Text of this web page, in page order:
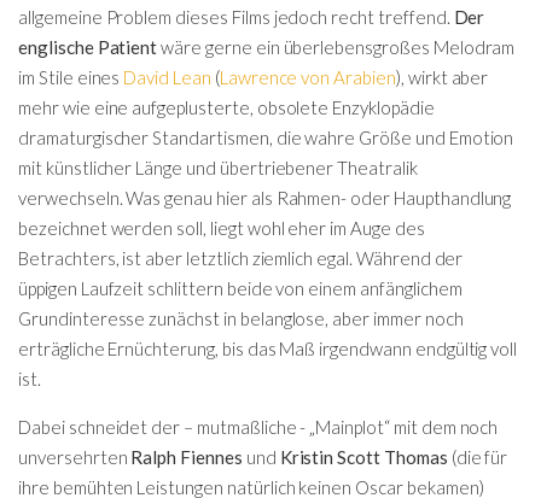
allgemeine Problem dieses Films jedoch recht treffend. Der
englische Patientwäre gerne ein überlebensgroßes Melodram
im Stile eines David Lean (Lawrence von Arabien), wirkt aber
mehr wie eine aufgeplusterte, obsolete Enzyklopädie
dramaturgischer Standartismen, die wahre Größe und Emotion
mit künstlicher Länge und übertriebener Theatralik
verwechseln. Was genau hier als Rahmen- oder Haupthandlung
bezeichnet werden soll, liegt wohl eher im Auge des
Betrachters, ist aber letztlich ziemlich egal. Während der
üppigen Laufzeit schlittern beide von einem anfänglichem
Grundinteresse zunächst in belanglose, aber immer noch
erträgliche Ernüchterung, bis das Maß irgendwann endgültig voll
ist.
Dabei schneidet der – mutmaßliche - „Mainplot“ mit dem noch
unversehrten Ralph Fiennes und Kristin Scott Thomas (die für
ihre bemühten Leistungen natürlich keinen Oscar bekamen)